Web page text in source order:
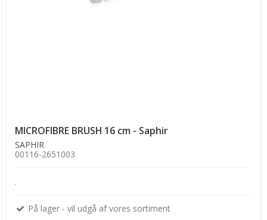
MICROFIBRE BRUSH 16 cm - Saphir
SAPHIR
00116-2651003
.
På lager - vil udgå af vores sortiment